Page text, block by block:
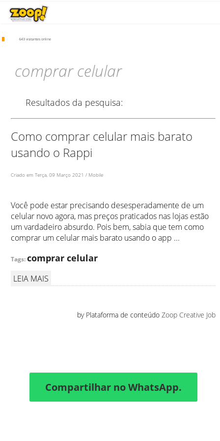
643 visitantes online
comprar celular
Resultados da pesquisa:
Como comprar celular mais barato
usando o Rappi
Criado em Terça, 09 Março 2021 / Mobile
Você pode estar precisando desesperadamente de um
celular novo agora, mas preços praticados nas lojas estão
um vardadeiro absurdo. Pois bem, sabia que tem como
comprar um celular mais barato usando o app ...
Tags:comprar celular
LEIA MAIS
by Plataforma de conteúdoZoop Creative Job
Compartilhar no WhatsApp.